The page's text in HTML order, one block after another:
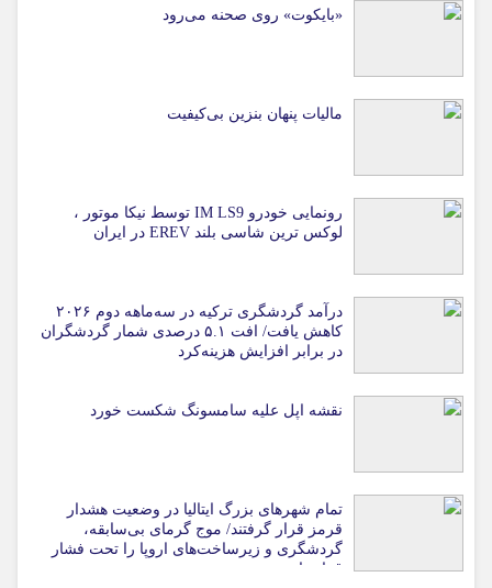
«بایکوت» روی صحنه می‌رود
مالیات پنهان بنزین بی‌کیفیت
رونمایی خودرو IM LS9 توسط نیکا موتور ،
لوکس ترین شاسی بلند EREV در ایران
درآمد گردشگری ترکیه در سه‌ماهه دوم ۲۰۲۶
کاهش یافت/ افت ۵.۱ درصدی شمار گردشگران
در برابر افزایش هزینه‌کرد
نقشه اپل علیه سامسونگ شکست خورد
تمام شهرهای بزرگ ایتالیا در وضعیت هشدار
قرمز قرار گرفتند/ موج گرمای بی‌سابقه،
گردشگری و زیرساخت‌های اروپا را تحت فشار
قرار داد